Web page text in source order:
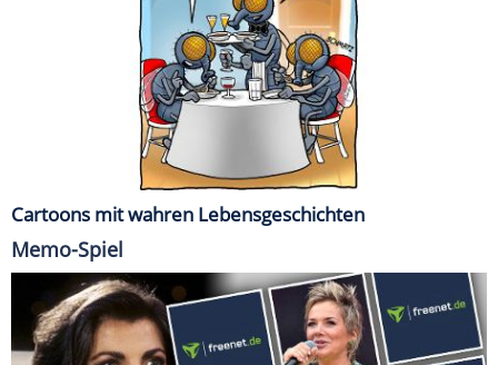
Cartoons mit wahren Lebensgeschichten
Memo-Spiel